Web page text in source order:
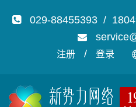
029-88455393 /
注册 / 登录